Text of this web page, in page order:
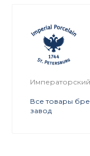
Все товары
завод